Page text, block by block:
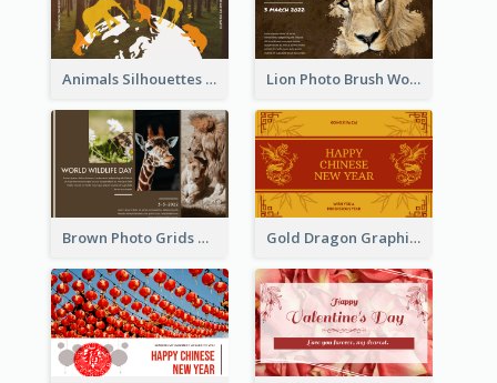
Animals Silhouettes World Wildlife Day Greeting Card Lion Photo Brush World Wildlife Day Greeting Card
Brown Photo Grids World Wildlife Day Greeting Card Gold Dragon Graphic Lunar New Year Greeting Card